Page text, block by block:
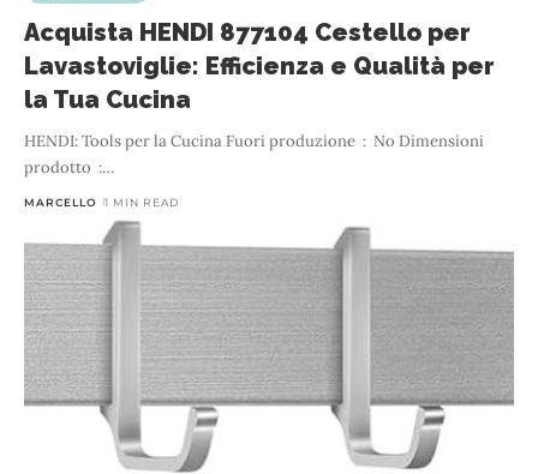
Acquista HENDI 877104 Cestello per
Lavastoviglie: Efficienza e Qualità per
la Tua Cucina
HENDI: Tools per la Cucina Fuori produzione ‏ : ‎ No Dimensioni
prodotto ‏ :…
MARCELLO 1 MIN READ